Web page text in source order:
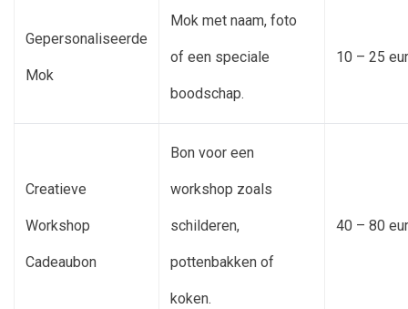
Gepersonaliseerde
Mok
Mok met naam, foto
of een speciale
boodschap.
10 – 25
Creatieve
Workshop
Cadeaubon
Bon voor een
workshop zoals
schilderen,
pottenbakken of
koken.
40 – 80